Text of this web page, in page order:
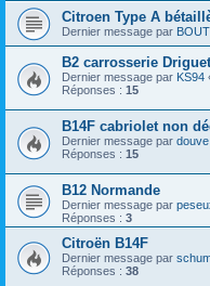
Citroen Type A
Dernier message par
B2 carrosserie
Dernier message par KS94
Réponses : 15
B14F cabriolet non
Dernier message par douve
Réponses : 15
B12 Normande
Dernier message par
Réponses : 3
Citroën B14F
Dernier message par
Réponses : 38